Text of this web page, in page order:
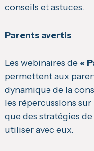
conseils et astuces.
Parents avertis
Les webinaires de «
permettent aux
dynamique de la
les répercussions sur
que des stratégies
utiliser avec eux.